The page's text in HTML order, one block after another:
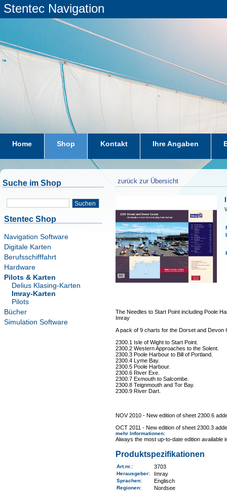
Stentec Navigation
Home Shop Kontakt Ihre Angaben
Suche im Shop
Suchen
Stentec Shop
Navigation Software
Digitale Karten
Berufsschifffahrt
Hardware
Pilots & Karten
Delius Klasing-Karten
Imray-Karten
Pilots
Bücher
Simulation Software
zurück zur Übersicht
The Needles to Start Point including Poole
Imray
A pack of 9 charts for the Dorset and Devon
2300.1 Isle of Wight to Start Point.
2300.2 Western Approaches to the Solent.
2300.3 Poole Harbour to Bill of Portland.
2300.4 Lyme Bay.
2300.5 Poole Harbour.
2300.6 River Exe.
2300.7 Exmouth to Salcombe.
2300.8 Teignmouth and Tor Bay.
2300.9 River Dart.
NOV 2010 - New edition of sheet 2300.6
OCT 2011 - New edition of sheet 2300.3
mehr Informationen:
Always the most up-to-date edition
Produktspezifikationen
Art.nr. : 3703
Herausgeber: Imray
Sprachen: Englisch
Regionen: Nordsee